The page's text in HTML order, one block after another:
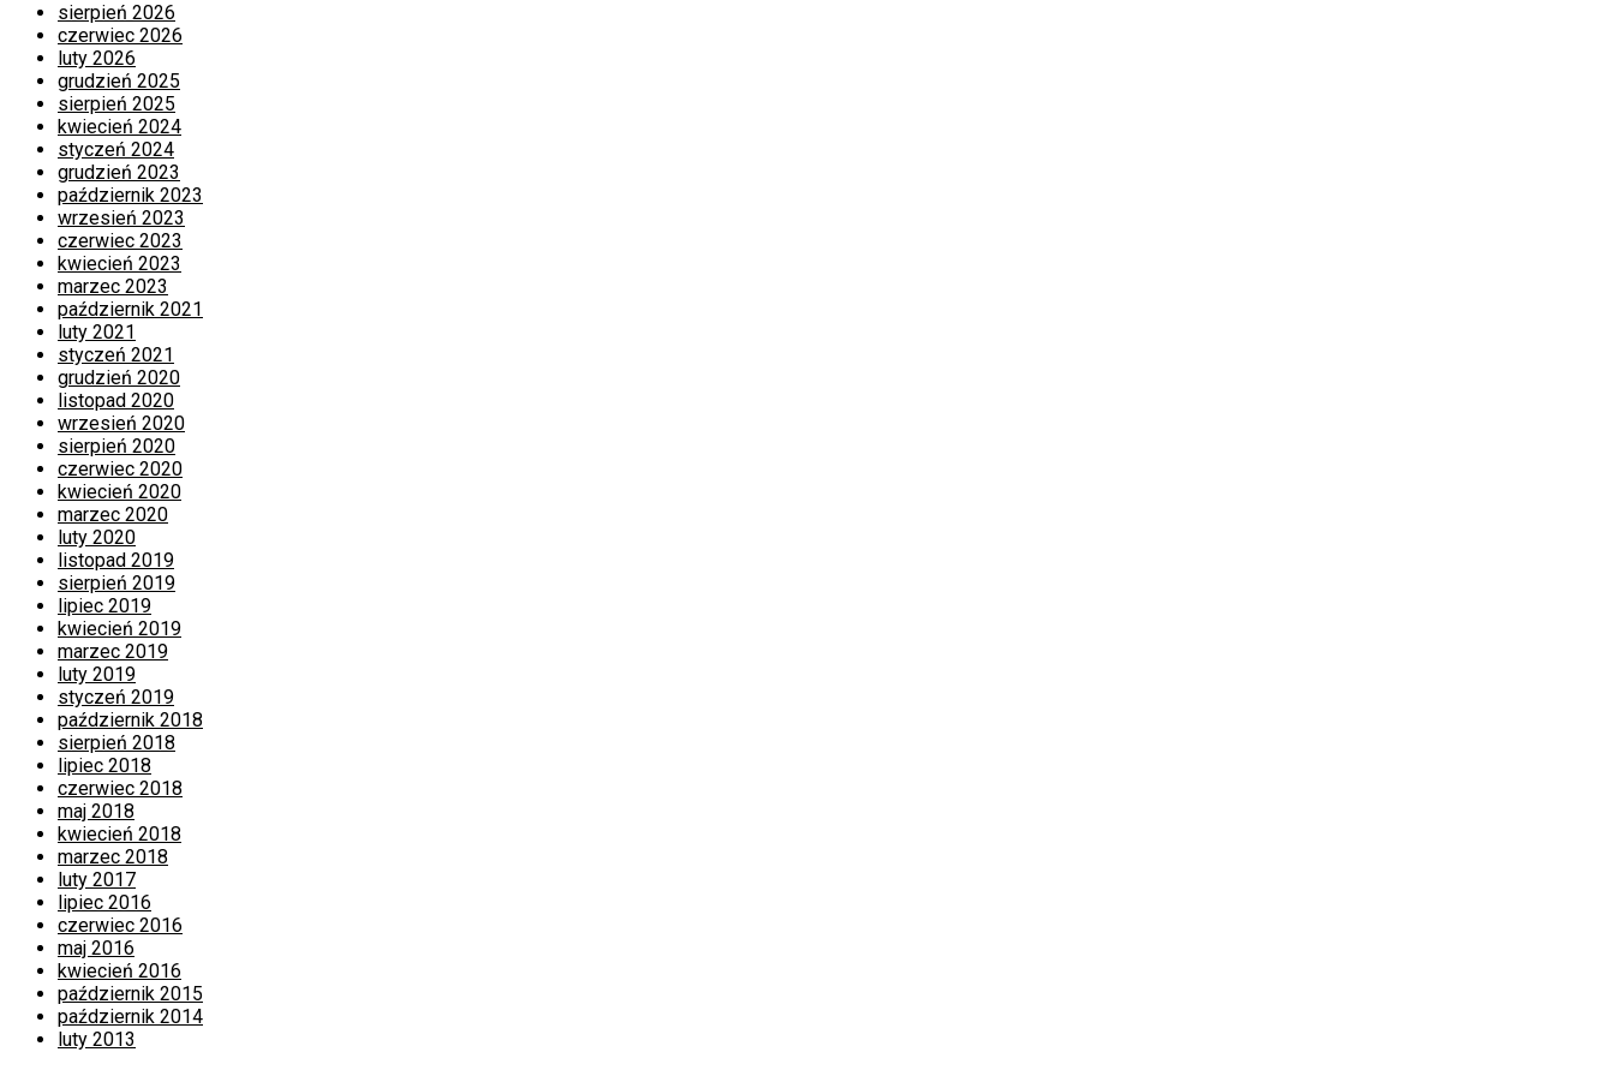
sierpień 2026
czerwiec 2026
luty 2026
grudzień 2025
sierpień 2025
kwiecień 2024
styczeń 2024
grudzień 2023
październik 2023
wrzesień 2023
czerwiec 2023
kwiecień 2023
marzec 2023
październik 2021
luty 2021
styczeń 2021
grudzień 2020
listopad 2020
wrzesień 2020
sierpień 2020
czerwiec 2020
kwiecień 2020
marzec 2020
luty 2020
listopad 2019
sierpień 2019
lipiec 2019
kwiecień 2019
marzec 2019
luty 2019
styczeń 2019
październik 2018
sierpień 2018
lipiec 2018
czerwiec 2018
maj 2018
kwiecień 2018
marzec 2018
luty 2017
lipiec 2016
czerwiec 2016
maj 2016
kwiecień 2016
październik 2015
październik 2014
luty 2013